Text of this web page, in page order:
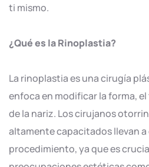
ti mismo.
¿Qué es la Rinoplastia?
La rinoplastia es una cirugía
enfoca en modificar la forma,
de la nariz. Los cirujanos
altamente capacitados llevan
procedimiento, ya que es